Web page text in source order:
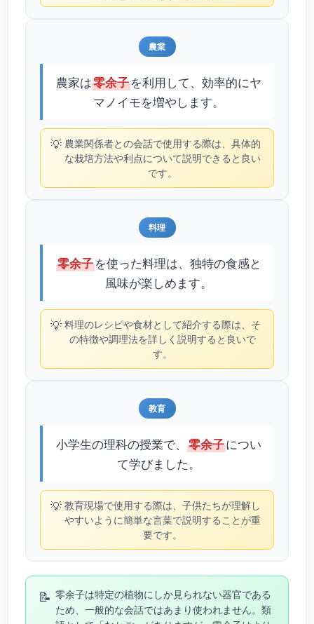
農業
農家は零余子を利用して、効率的にヤ
マノイモを増やします。
💡 農業関係者との会話で使用する際は、具体的
な栽培方法や利点について説明できると良い
です。
料理
零余子を使った料理は、独特の食感と
風味が楽しめます。
💡 料理のレシピや食材として紹介する際は、そ
の特徴や調理法を詳しく説明すると良いで
す。
教育
小学生の理科の授業で、 零余子につい
て学びました。
💡 教育現場で使用する際は、子供たちが理解し
やすいように簡単な言葉で説明することが重
要です。
📝 零余子は特定の植物にしか見られない器官である
ため、一般的な会話ではあまり使われません。類